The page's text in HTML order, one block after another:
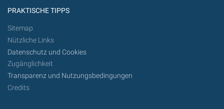
PRAKTISCHE TIPPS
Sitemap
Nützliche Links
Datenschutz und Cookies
Zugänglichkeit
Transparenz und Nutzungsbedingungen
Credits